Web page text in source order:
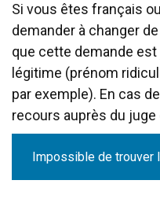
Si vous êtes français
demander à changer
que cette demande
légitime (prénom
par exemple). En cas
recours auprès du
Impossible de trouver